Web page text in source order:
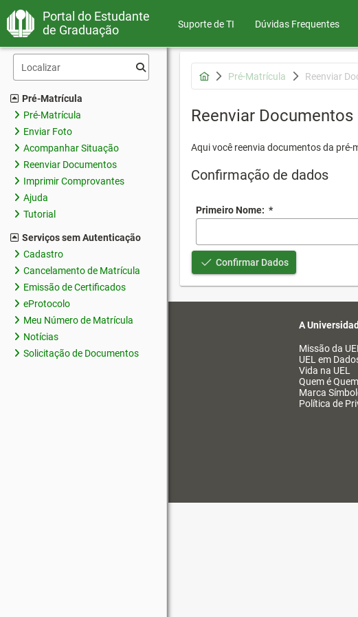
Portal do Estudante
de Graduação
Suporte de TI Dúvidas Frequentes
Pré-Matrícula
Pré-Matrícula
Enviar Foto
Acompanhar Situação
Reenviar Documentos
Imprimir Comprovantes
Ajuda
Tutorial
Serviços sem Autenticação
Cadastro
Cancelamento de Matrícula
Emissão de Certificados
eProtocolo
Meu Número de Matrícula
Notícias
Solicitação de Documentos
Pré-Matrícula Reenviar
Reenviar Documentos
Aqui você reenvia documentos da pré-
Confirmação de dados
Primeiro Nome: *
Confirmar Dados
A
Missão da
UEL em
Vida na UEL
Quem é Quem
Marca
Política de